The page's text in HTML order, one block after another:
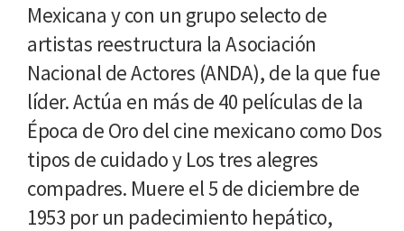
Mexicana y con un grupo selecto de
artistas reestructura la Asociación
Nacional de Actores (ANDA), de la que fue
líder. Actúa en más de 40 películas de la
Época de Oro del cine mexicano como Dos
tipos de cuidado y Los tres alegres
compadres. Muere el 5 de diciembre de
1953 por un padecimiento hepático,